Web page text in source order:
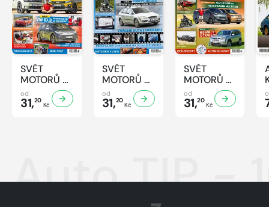
SVĚT
MOTORŮ -
33/2026
od
31,20
Kč
SVĚT
MOTORŮ -
32/2026
od
31,20
Kč
SVĚT
MOTORŮ -
31/2026
od
31,20
Kč
Auto TIP -